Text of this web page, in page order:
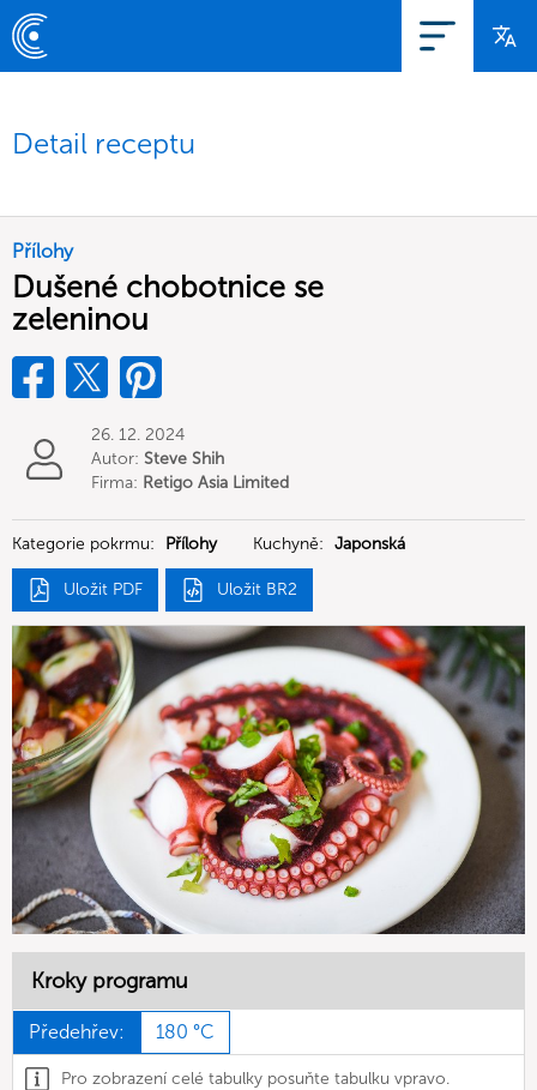
Detail receptu
Přílohy
Dušené chobotnice se
zeleninou
26. 12. 2024
Autor: Steve Shih
Firma: Retigo Asia Limited
Kategorie pokrmu: Přílohy Kuchyně: Japonská
Uložit PDF Uložit BR2
Kroky programu
Předehřev: 180 °C
Pro zobrazení celé tabulky posuňte tabulku vpravo.